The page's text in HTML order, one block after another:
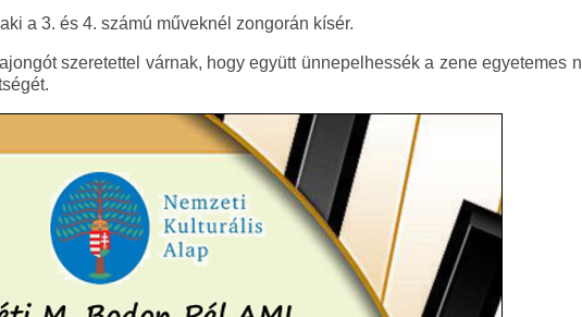
a 3. és 4. számú műveknél zongorán kísér.
szeretettel várnak, hogy együtt ünnepelhessék a zene egyetemes